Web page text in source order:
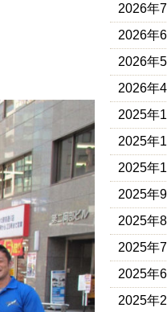
2026年7
2026年6
2026年5
2026年4
2025年
2025年
2025年
2025年9
2025年8
2025年7
2025年6
2025年2